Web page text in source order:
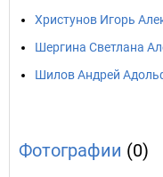
Христунов Игорь
Шергина Светлана
Шилов Андрей
Фотографии (0)